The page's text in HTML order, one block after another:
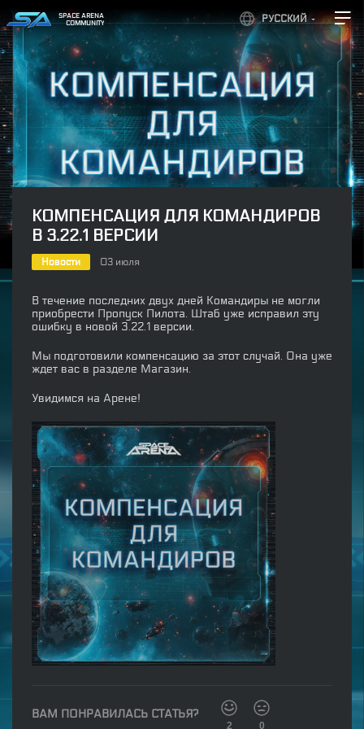
РУССКИЙ
SPACE ARENA
COMMUNITY
КОМПЕНСАЦИЯ ДЛЯ КОМАНДИРОВ
В 3.22.1 ВЕРСИИ
Новости 03 июля
В течение последних двух дней Командиры не могли
приобрести Пропуск Пилота. Штаб уже исправил эту
ошибку в новой 3.22.1 версии.
Мы подготовили компенсацию за этот случай. Она уже
ждет вас в разделе Магазин.
Увидимся на Арене!
ВАМ ПОНРАВИЛАСЬ СТАТЬЯ?
2 0